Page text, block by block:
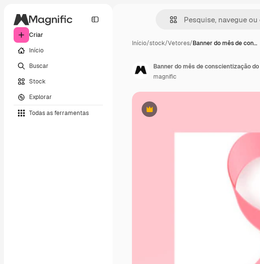
Criar
Início
Buscar
Stock
Explorar
Todas as ferramentas
Início/stock/Vetores/Banner do mês de con…
Premium
Banner do mês de conscientização
magnific